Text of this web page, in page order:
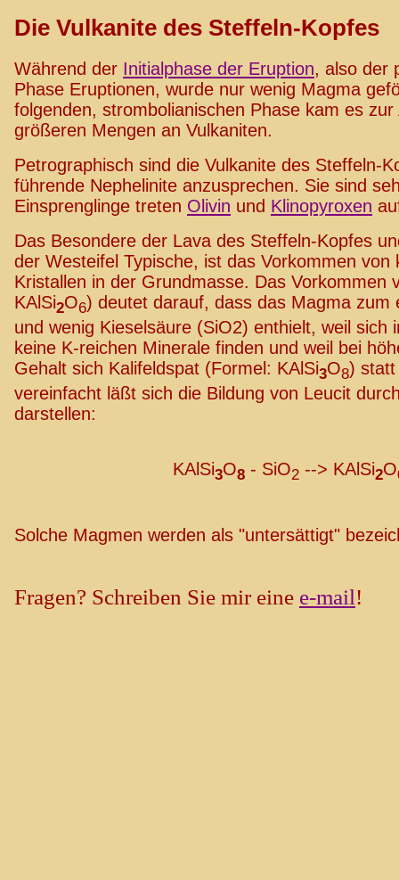
Die Vulkanite des Steffeln-Kopfes
Während der Initialphase der Eruption, also der
Phase Eruptionen, wurde nur wenig Magma
folgenden, strombolianischen Phase kam es zur
größeren Mengen an Vulkaniten.
Petrographisch sind die Vulkanite des Steffeln-
führende Nephelinite anzusprechen. Sie sind
Einsprenglinge treten Olivin und Klinopyroxen
Das Besondere der Lava des Steffeln-Kopfes
der Westeifel Typische, ist das Vorkommen von
Kristallen in der Grundmasse. Das Vorkommen
KAlSi2O6) deutet darauf, dass das Magma zum
und wenig Kieselsäure (SiO2) enthielt, weil sich
keine K-reichen Minerale finden und weil bei
Gehalt sich Kalifeldspat (Formel: KAlSi3O8) statt
vereinfacht läßt sich die Bildung von Leucit
darstellen:
KAlSi3O8 - SiO2 --> KAlSi2O
Solche Magmen werden als "untersättigt"
Fragen? Schreiben Sie mir eine e-mail!